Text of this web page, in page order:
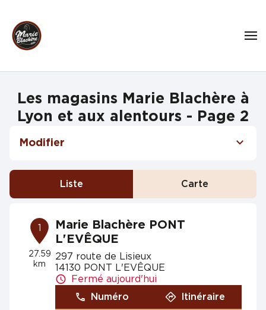
Les magasins Marie Blachère à
Lyon et aux alentours - Page 2
Modifier
Liste Carte
1
27.59
km
Marie Blachère PONT
L'EVÊQUE
297 route de Lisieux
14130 PONT L'EVÊQUE
Fermé aujourd'hui
Numéro
Itinéraire